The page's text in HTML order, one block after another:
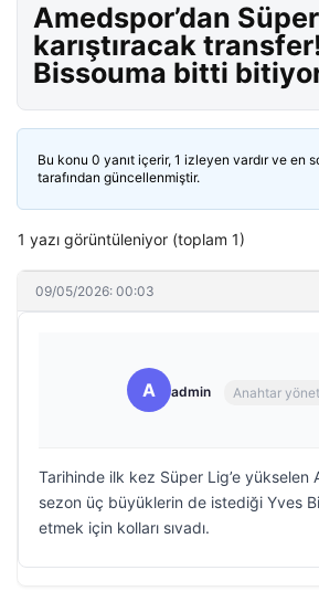
Amedspor’dan Süper
karıştıracak
Bissouma bitti
Bu konu 0 yanıt içerir, 1 izleyen vardır ve en
tarafından güncellenmiştir.
1 yazı görüntüleniyor (toplam 1)
09/05/2026: 00:03
A admin Anahtar
Tarihinde ilk kez Süper Lig’e yükselen
sezon üç büyüklerin de istediği Yves
etmek için kolları sıvadı.